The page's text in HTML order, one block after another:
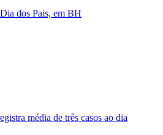
dos Pais, em BH
média de três casos ao dia